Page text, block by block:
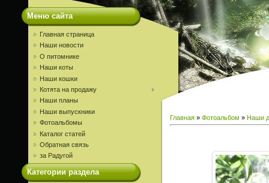
Меню сайта
Главная страница
Наши новости
О питомнике
Наши коты
Наши кошки
Котята на продажу
Наши планы
Наши выпускники
Фотоальбомы
Каталог статей
Обратная связь
за Радугой
Категории раздела
Главная » Фотоальбом » Наши